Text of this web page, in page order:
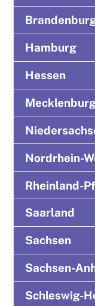
Hamburg
Hessen
Nordrhein-
Rheinland-
Saarland
Sachsen
Sachsen-
Schleswig-